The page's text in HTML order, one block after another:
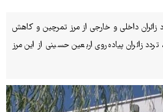
زائران داخلی و خارجی از مرز تمرچین و کاهش
زائران پیاده‌روی اربعین حسینی از این مرز